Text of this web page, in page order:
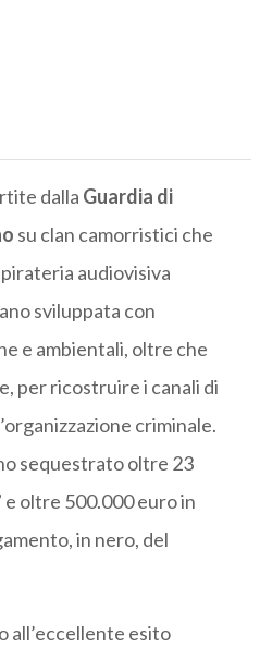
dalla Guardia di
su clan camorristici che
audiovisiva
sviluppata con
e ambientali, oltre che
per ricostruire i canali di
criminale.
sequestrato oltre 23
e oltre 500.000 euro in
in nero, del
all’eccellente esito